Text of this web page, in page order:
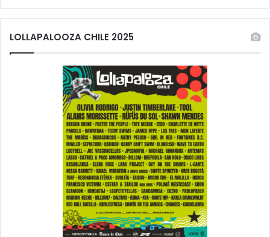
LOLLAPALOOZA CHILE 2025